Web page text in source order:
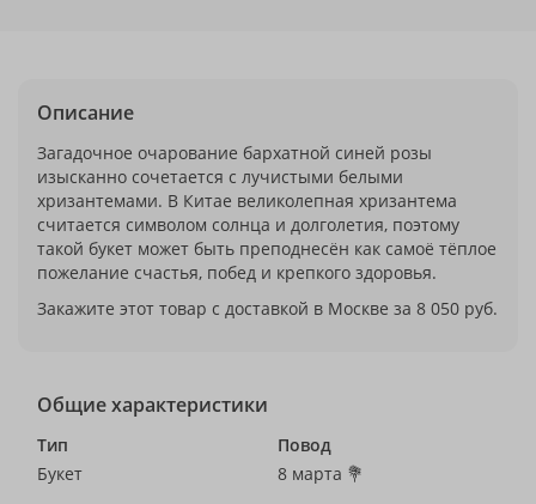
Описание
Загадочное очарование бархатной синей розы
изысканно сочетается с лучистыми белыми
хризантемами. В Китае великолепная хризантема
считается символом солнца и долголетия, поэтому
такой букет может быть преподнесён как самоё тёплое
пожелание счастья, побед и крепкого здоровья.
Закажите этот товар с доставкой в Москве за 8 050 руб.
Общие характеристики
Тип
Букет
Повод
8 марта 💐